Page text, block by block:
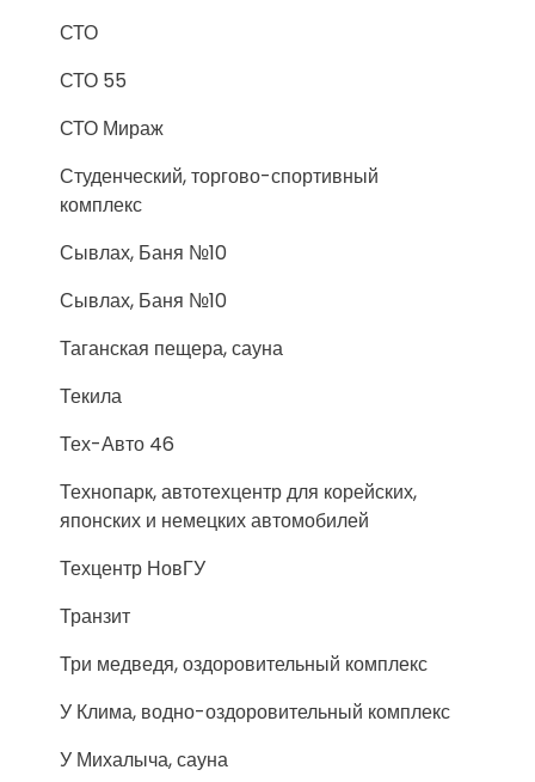
СТО
СТО 55
СТО Мираж
Студенческий, торгово-спортивный
комплекс
Сывлах, Баня №10
Сывлах, Баня №10
Таганская пещера, сауна
Текила
Тех-Авто 46
Технопарк, автотехцентр для корейских,
японских и немецких автомобилей
Техцентр НовГУ
Транзит
Три медведя, оздоровительный комплекс
У Клима, водно-оздоровительный комплекс
У Михалыча, сауна